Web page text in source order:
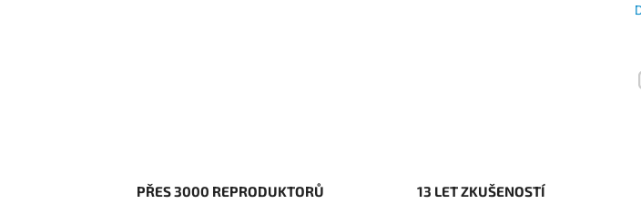
PŘES 3000 REPRODUKTORŮ 13 LET ZKUŠENOSTÍ